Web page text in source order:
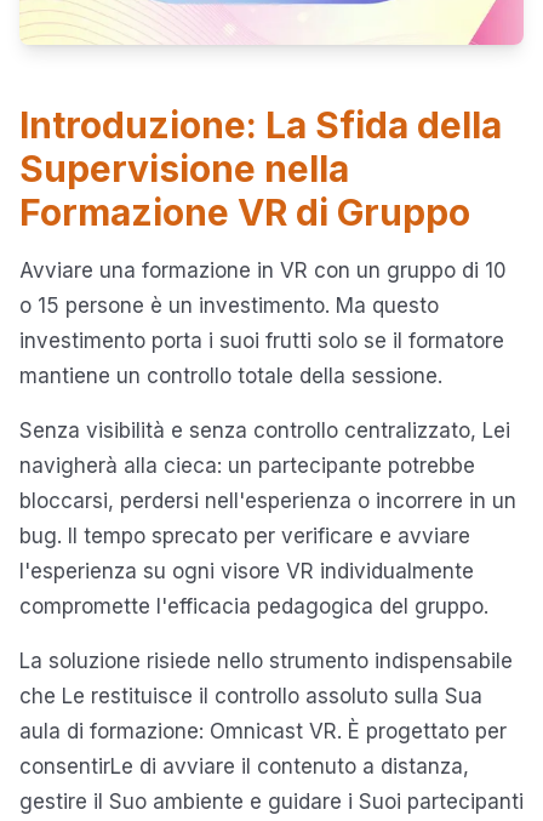
Introduzione: La Sfida della
Supervisione nella
Formazione VR di Gruppo
Avviare una formazione in VR con un gruppo di 10
o 15 persone è un investimento. Ma questo
investimento porta i suoi frutti solo se il formatore
mantiene un controllo totale della sessione.
Senza visibilità e senza controllo centralizzato, Lei
navigherà alla cieca: un partecipante potrebbe
bloccarsi, perdersi nell'esperienza o incorrere in un
bug. Il tempo sprecato per verificare e avviare
l'esperienza su ogni visore VR individualmente
compromette l'efficacia pedagogica del gruppo.
La soluzione risiede nello strumento indispensabile
che Le restituisce il controllo assoluto sulla Sua
aula di formazione: Omnicast VR. È progettato per
consentirLe di avviare il contenuto a distanza,
gestire il Suo ambiente e guidare i Suoi partecipanti